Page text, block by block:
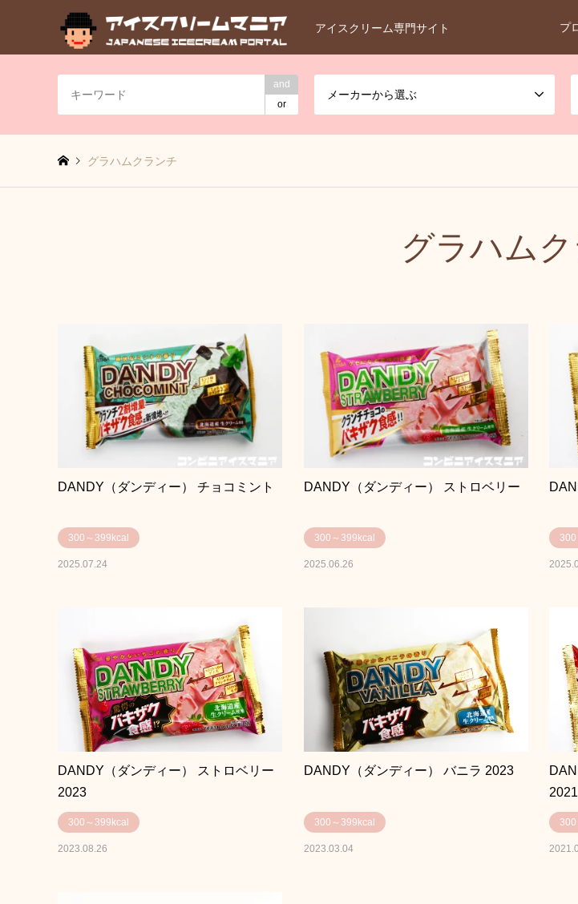
アイスクリーム専門サイト プ
and
or
メーカーから選ぶ
グラハムクランチ
グラハム
DANDY（ダンディー） チョコミント
300～399kcal
2025.07.24
DANDY（ダンディー） ストロベリー
300～399kcal
2025.06.26
300
DANDY（ダンディー） ストロベリー
2023
300～399kcal
2023.08.26
DANDY（ダンディー） バニラ 2023
300～399kcal
2023.03.04
2021